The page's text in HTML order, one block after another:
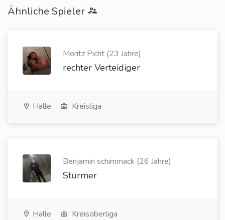
Ähnliche Spieler
Moritz Picht (23 Jahre)
rechter Verteidiger
Halle Kreisliga
Benjamin schimmack (26 Jahre)
Stürmer
Halle Kreisoberliga